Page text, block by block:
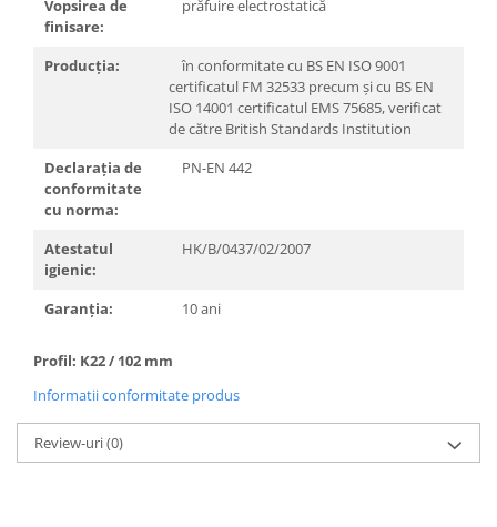
Vopsirea de
finisare:
prăfuire electrostatică
Producţia:
în conformitate cu BS EN ISO 9001
certificatul FM 32533 precum şi cu BS EN
ISO 14001 certificatul EMS 75685, verificat
de către British Standards Institution
Declaraţia de
conformitate
cu norma:
PN-EN 442
Atestatul
igienic:
HK/B/0437/02/2007
Garanţia: 10 ani
Profil: K22 / 102 mm
Informatii conformitate produs
Review-uri(0)